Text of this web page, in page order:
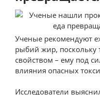
Ученые рекомендуют
рыбий жир, поскольку
свойством – ему под
влияния опасных
Исследователи